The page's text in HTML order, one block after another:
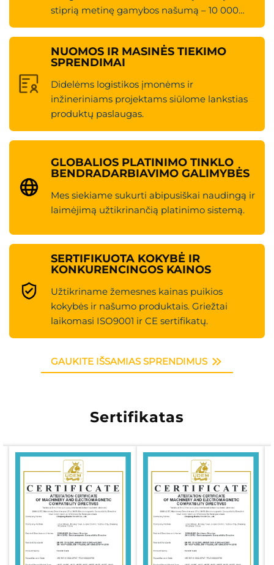
stiprią metinę gamybos našumą – 10 000
vienetų
NUOMOS IR MASINĖS TIEKIMO
SPRENDIMAI
Didelėms logistikos įmonėms ir
inžineriniams projektams siūlome lankstias
produktų paslaugas.
GLOBALIOS PLATINIMO TINKLO
BENDRADARBIAVIMO GALIMYBĖS
Mes siekiame sukurti abipusiškai naudingą ir
laimėjimą užtikrinančią platinimo sistemą.
SERTIFIKUOTA KOKYBĖ IR
KONKURENCINGOS KAINOS
Užtikriname žemesnes kainas puikios
kokybės ir našumo produktais. Griežtai
laikomasi ISO9001 ir CE sertifikatų.
GAUKITE IŠSAMIAS SPRENDIMUS
Sertifikatas